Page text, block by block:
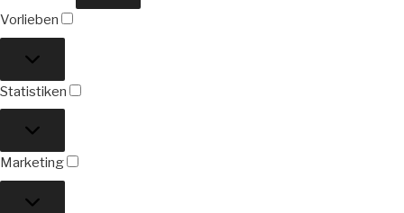
Vorlieben
Statistiken
Marketing